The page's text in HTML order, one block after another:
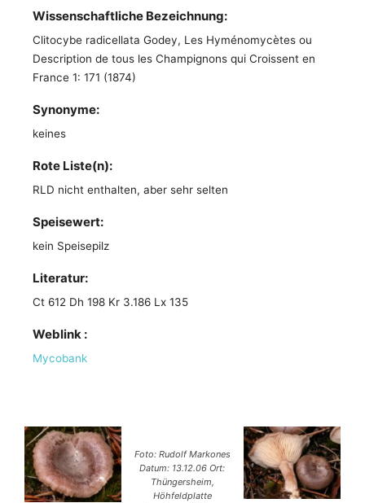
Wissenschaftliche Bezeichnung:
Clitocybe radicellata Godey, Les Hyménomycètes ou
Description de tous les Champignons qui Croissent en
France 1: 171 (1874)
Synonyme:
keines
Rote Liste(n):
RLD nicht enthalten, aber sehr selten
Speisewert:
kein Speisepilz
Literatur:
Ct 612 Dh 198 Kr 3.186 Lx 135
Weblink :
Mycobank
Foto: Rudolf Markones
Datum: 13.12.06 Ort:
Thüngersheim,
Höhfeldplatte